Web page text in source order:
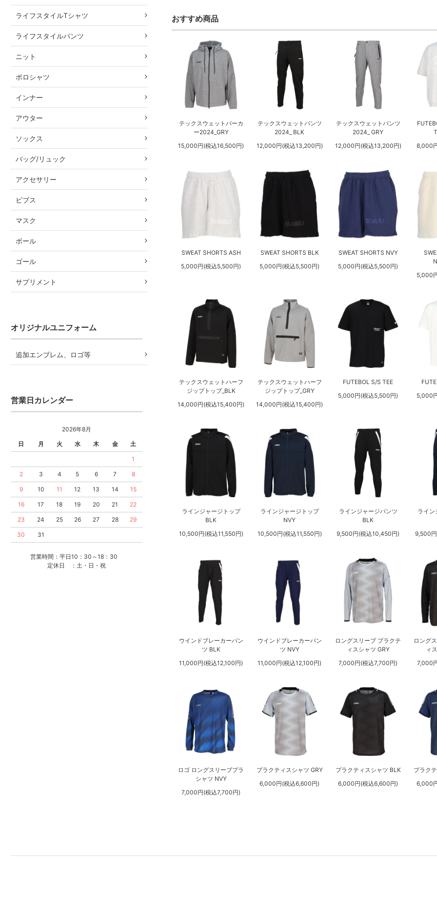
ライフスタイルTシャツ
ライフスタイルパンツ
ニット
ポロシャツ
インナー
アウター
ソックス
バッグ/リュック
アクセサリー
ビブス
マスク
ボール
ゴール
サプリメント
オリジナルユニフォーム
追加エンブレム、ロゴ等
営業日カレンダー
2026年8月
日
月 火 水 木 金 土
1
2 3 4 5 6 7 8
9 10 11 12 13 14 15
16 17 18 19 20 21 22
23 24 25 26 27 28 29
30 31
営業時間：平日10：30～18：30
定休日 ：土・日・祝
おすすめ商品
テックスウェットパーカ
ー2024_GRY
15,000円(税込16,500円)
テックスウェットパンツ
2024_ BLK
12,000円(税込13,200円)
テックスウェットパンツ
2024_ GRY
12,000円(税込13,200円)
8,000
SWEAT SHORTS ASH
5,000円(税込5,500円)
SWEAT SHORTS BLK
5,000円(税込5,500円)
SWEAT SHORTS NVY
5,000円(税込5,500円)
5,000
テックスウェットハーフ
ジップトップ_BLK
14,000円(税込15,400円)
テックスウェットハーフ
ジップトップ_GRY
14,000円(税込15,400円)
FUTEBOL S/S TEE
5,000円(税込5,500円)
5,000
ラインジャージトップ
BLK
10,500円(税込11,550円)
ラインジャージトップ
NVY
10,500円(税込11,550円)
ラインジャージパンツ
BLK
9,500円(税込10,450円)
ライン
9,500
ウインドブレーカーパン
ツ BLK
11,000円(税込12,100円)
ウインドブレーカーパン
ツ NVY
11,000円(税込12,100円)
ロングスリーブ プラクテ
ィスシャツ GRY
7,000円(税込7,700円)
ロング
ィ
7,000
ロゴ ロングスリーブプラ
シャツ NVY
7,000円(税込7,700円)
プラクティスシャツ GRY
6,000円(税込6,600円)
プラクティスシャツ BLK
6,000円(税込6,600円)
プラク
6,000